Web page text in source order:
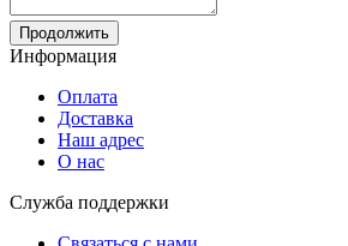
Продолжить
Информация
Оплата
Доставка
Наш адрес
О нас
Служба поддержки